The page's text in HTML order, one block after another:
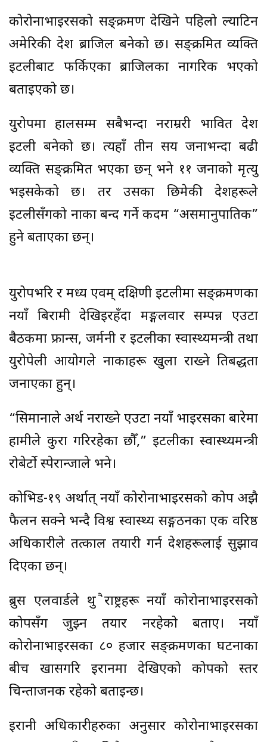
कोरोनाभाइरसको सङ्क्रमण देखिने पहिलो ल्याटिन
अमेरिकी देश ब्राजिल बनेको छ। सङ्क्रमित व्यक्ति
इटलीबाट फर्किएका ब्राजिलका नागरिक भएको
बताइएको छ।
युरोपमा हालसम्म सबैभन्दा नराम्ररी प्रभावित देश
इटली बनेको छ। त्यहाँ तीन सय जनाभन्दा बढी
व्यक्ति सङ्क्रमित भएका छन् भने ११ जनाको मृत्यु
भइसकेको छ। तर उसका छिमेकी देशहरूले
इटलीसँगको नाका बन्द गर्ने कदम “असमानुपातिक”
हुने बताएका छन्।
युरोपभरि र मध्य एवम्‌ दक्षिणी इटलीमा सङ्क्रमणका
नयाँ बिरामी देखिइरहँदा मङ्गलवार सम्पन्न एउटा
बैठकमा फ्रान्स, जर्मनी र इटलीका स्वास्थ्यमन्त्री तथा
युरोपेली आयोगले नाकाहरू खुला राख्ने प्रतिबद्धता
जनाएका हुन्।
“सिमानाले अर्थ नराख्ने एउटा नयाँ भाइरसका बारेमा
हामीले कुरा गरिरहेका छौँ,” इटलीका स्वास्थ्यमन्त्री
रोबेर्टो स्पेरान्जाले भने।
कोभिड-१९ अर्थात्‌ नयाँ कोरोनाभाइरसको प्रकोप अझै
फैलन सक्ने भन्दै विश्व स्वास्थ्य सङ्गठनका एक वरिष्ठ
अधिकारीले तत्काल तयारी गर्न देशहरूलाई सुझाव
दिएका छन्।
ब्रुस एलवार्डले थुप्रै राष्ट्रहरू नयाँ कोरोनाभाइरसको
प्रकोपसँग जुझ्न तयार नरहेको बताए। नयाँ
कोरोनाभाइरसका ८० हजार सङ्क्रमणका घटनाका
बीच खासगरि इरानमा देखिएको प्रकोपको स्तर
चिन्ताजनक रहेको बताइन्छ।
इरानी अधिकारीहरुका अनुसार कोरोनाभाइरसका